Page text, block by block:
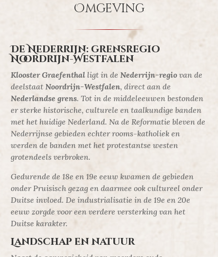
Omgeving
De Nederrijn: grensregio
Noordrijn-Westfalen
Klooster Graefenthal ligt in deNederrijn-regio van de
deelstaatNoordrijn-Westfalen, direct aan de
Nederlandse grens. Tot in de middeleeuwen bestonden
er sterke historische, culturele en taalkundige banden
met het huidige Nederland. Na de Reformatie bleven de
Nederrijnse gebieden echter rooms-katholiek en
werden de banden met het protestantse westen
grotendeels verbroken.
Gedurende de 18e en 19e eeuw kwamen de gebieden
onder Pruisisch gezag en daarmee ook cultureel onder
Duitse invloed. De industrialisatie in de 19e en 20e
eeuw zorgde voor een verdere versterking van het
Duitse karakter.
Landschap en natuur